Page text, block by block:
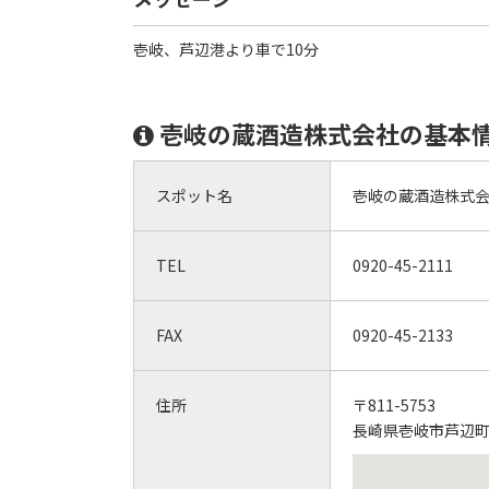
壱岐、芦辺港より車で10分
壱岐の蔵酒造株式会社の基本
スポット名 壱岐の蔵酒造株式
TEL 0920-45-2111
FAX 0920-45-2133
住所
〒811-5753
長崎県壱岐市芦辺